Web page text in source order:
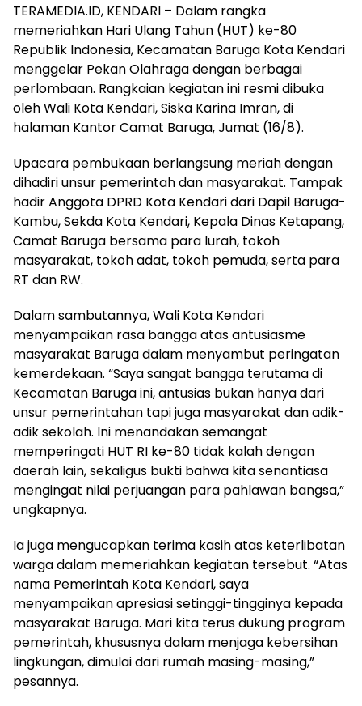
TERAMEDIA.ID, KENDARI – Dalam rangka
memeriahkan Hari Ulang Tahun (HUT) ke-80
Republik Indonesia, Kecamatan Baruga Kota Kendari
menggelar Pekan Olahraga dengan berbagai
perlombaan. Rangkaian kegiatan ini resmi dibuka
oleh Wali Kota Kendari, Siska Karina Imran, di
halaman Kantor Camat Baruga, Jumat (16/8).
Upacara pembukaan berlangsung meriah dengan
dihadiri unsur pemerintah dan masyarakat. Tampak
hadir Anggota DPRD Kota Kendari dari Dapil Baruga-
Kambu, Sekda Kota Kendari, Kepala Dinas Ketapang,
Camat Baruga bersama para lurah, tokoh
masyarakat, tokoh adat, tokoh pemuda, serta para
RT dan RW.
Dalam sambutannya, Wali Kota Kendari
menyampaikan rasa bangga atas antusiasme
masyarakat Baruga dalam menyambut peringatan
kemerdekaan. “Saya sangat bangga terutama di
Kecamatan Baruga ini, antusias bukan hanya dari
unsur pemerintahan tapi juga masyarakat dan adik-
adik sekolah. Ini menandakan semangat
memperingati HUT RI ke-80 tidak kalah dengan
daerah lain, sekaligus bukti bahwa kita senantiasa
mengingat nilai perjuangan para pahlawan bangsa,”
ungkapnya.
Ia juga mengucapkan terima kasih atas keterlibatan
warga dalam memeriahkan kegiatan tersebut. “Atas
nama Pemerintah Kota Kendari, saya
menyampaikan apresiasi setinggi-tingginya kepada
masyarakat Baruga. Mari kita terus dukung program
pemerintah, khususnya dalam menjaga kebersihan
lingkungan, dimulai dari rumah masing-masing,”
pesannya.